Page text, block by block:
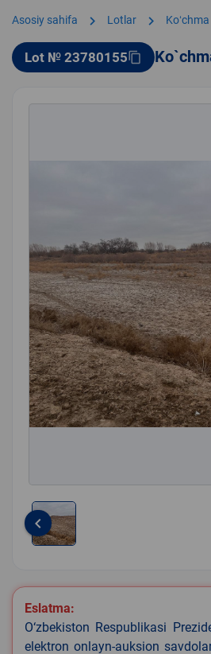
Asosiy sahifa chevron_right Lotlar chevron_right
Lot № 23780155content_copy
of
1
keyboard_arrow_left
Eslatma:
O‘zbekiston Respublikasi
elektron onlayn-auksion